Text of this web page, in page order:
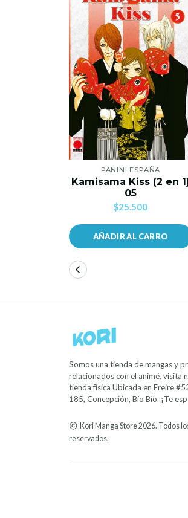
PANINI ESPAÑA
Kamisama Kiss (2 en
05
$25.500
AÑADIR AL CARRO
Somos una tienda de mangas y
relacionados con el animé. visita
tienda física Ubicada en Freire
185, Concepción, Bío Bío. ¡Te
Kori Manga Store 2026. Todos
reservados.